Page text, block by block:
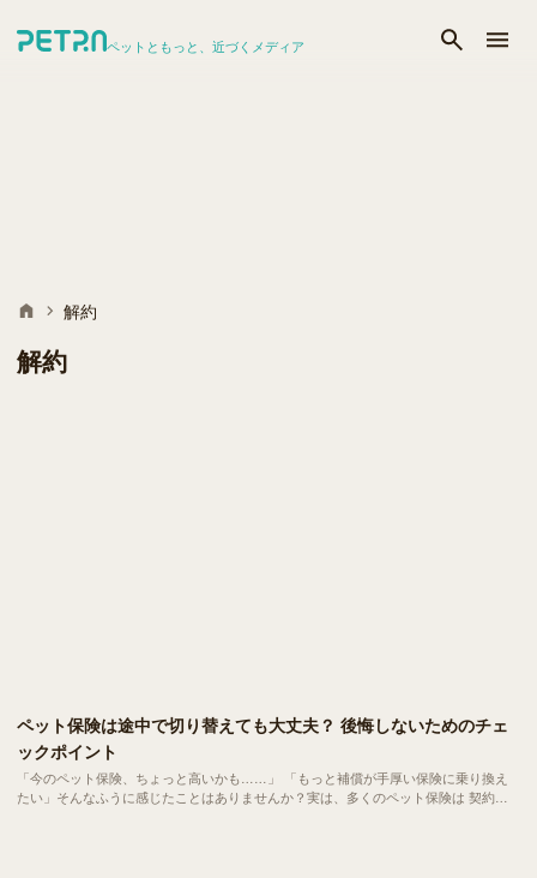
ペットともっと、近づくメディア
解約
解約
ペット保険は途中で切り替えても大丈夫？ 後悔しないためのチェ
ックポイント
「今のペット保険、ちょっと高いかも……」 「もっと補償が手厚い保険に乗り換え
たい」そんなふうに感じたことはありませんか？実は、多くのペット保険は 契約期